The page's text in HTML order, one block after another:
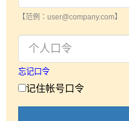
【范例：user@company.com】
忘记口令
记住帐号口令